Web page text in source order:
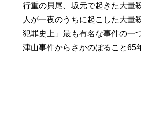
行重の貝尾、坂元で起きた大量
人が一夜のうちに起こした大量
犯罪史上」最も有名な事件の一
津山事件からさかのぼること65